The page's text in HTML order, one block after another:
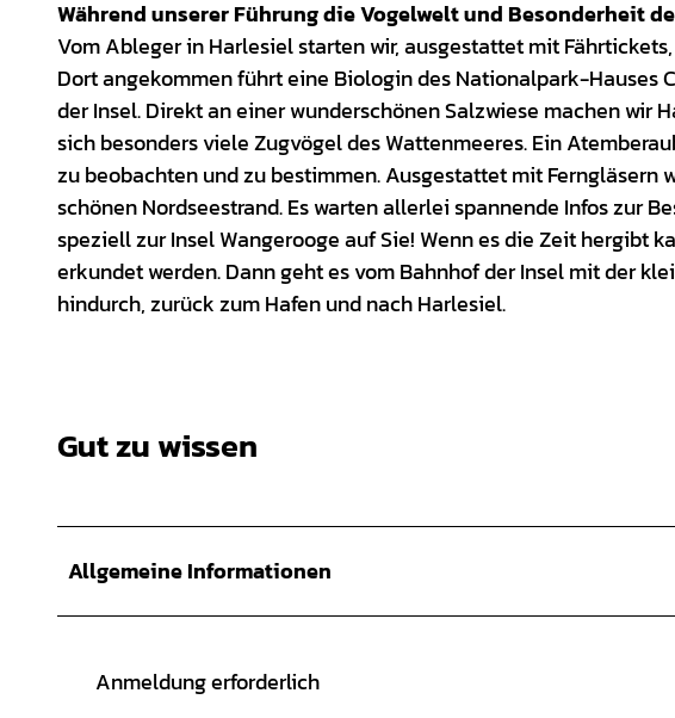
Während unserer Führung die Vogelwelt und Besonderheit
Vom Ableger in Harlesiel starten wir, ausgestattet mit
Dort angekommen führt eine Biologin des Nationalpark-Hauses
der Insel. Direkt an einer wunderschönen Salzwiese machen wir
sich besonders viele Zugvögel des Wattenmeeres. Ein
zu beobachten und zu bestimmen. Ausgestattet mit Ferngläsern
schönen Nordseestrand. Es warten allerlei spannende Infos zur
speziell zur Insel Wangerooge auf Sie! Wenn es die Zeit hergibt
erkundet werden. Dann geht es vom Bahnhof der Insel mit der
hindurch, zurück zum Hafen und nach Harlesiel.
Gut zu wissen
Allgemeine Informationen
Anmeldung erforderlich